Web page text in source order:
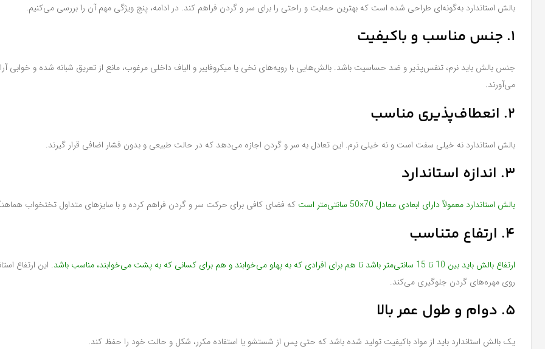
بالش استاندارد به‌گونه‌ای طراحی شده است که بهترین حمایت و راحتی را برای سر و گردن فراهم کند. در ادامه، پنج ویژگی مهم آن را بررسی می‌کنیم.
1. جنس مناسب و باکیفیت
جنس بالش باید نرم، تنفس‌پذیر و ضد حساسیت باشد. بالش‌هایی با رویه‌های نخی یا میکروفایبر و الیاف داخلی مرغوب، مانع از تعریق شبانه شده و خوابی
می‌آورند.
2. انعطاف‌پذیری مناسب
بالش استاندارد نه خیلی سفت است و نه خیلی نرم. این تعادل به سر و گردن اجازه می‌دهد که در حالت طبیعی و بدون فشار اضافی قرار گیرند.
3. اندازه استاندارد
بالش استاندارد معمولاً دارای ابعادی معادل 70×50 سانتی‌متر است که فضای کافی برای حرکت سر و گردن فراهم کرده و با سایزهای متداول تختخواب
4. ارتفاع متناسب
ارتفاع بالش باید بین 10 تا 15 سانتی‌متر باشد تا هم برای افرادی که به پهلو می‌خوابند و هم برای کسانی که به پشت می‌خوابند، مناسب باشد
. این ارتفاع
روی مهره‌های گردن جلوگیری می‌کند.
5. دوام و طول عمر بالا
یک بالش استاندارد باید از مواد باکیفیت تولید شده باشد که حتی پس از شستشو یا استفاده مکرر، شکل و حالت خود را حفظ کند.